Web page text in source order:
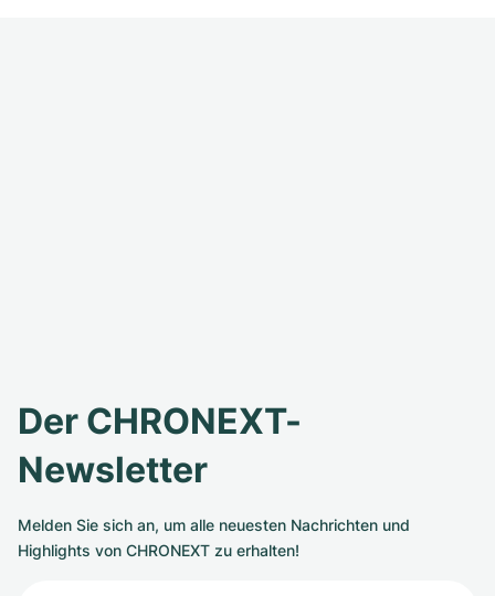
Der CHRONEXT-
Newsletter
Melden Sie sich an, um alle neuesten Nachrichten und
Highlights von CHRONEXT zu erhalten!